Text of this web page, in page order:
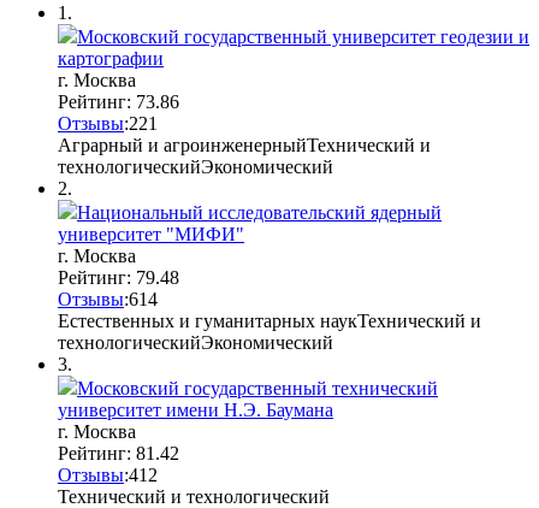
1.
Московский государственный университет геодезии и
картографии
г. Москва
Рейтинг: 73.86
Отзывы:221
Аграрный и агроинженерныйТехнический и
технологическийЭкономический
2.
Национальный исследовательский ядерный
университет "МИФИ"
г. Москва
Рейтинг: 79.48
Отзывы:614
Естественных и гуманитарных наукТехнический и
технологическийЭкономический
3.
Московский государственный технический
университет имени Н.Э. Баумана
г. Москва
Рейтинг: 81.42
Отзывы:41 2
Технический и технологический